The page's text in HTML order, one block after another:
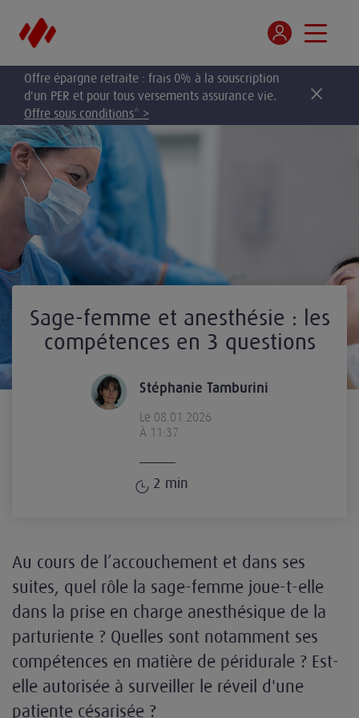
Offre épargne retraite : frais 0% à la souscription
d'un PER et pour tous versements assurance vie.
Offre sous conditions* >
Sage-femme et anesthésie : les
compétences en 3 questions
Stéphanie Tamburini
Le 08.01.2026
À 11:37
2 min
Au cours de l’accouchement et dans ses
suites, quel rôle la sage-femme joue-t-elle
dans la prise en charge anesthésique de la
parturiente ? Quelles sont notamment ses
compétences en matière de péridurale ? Est-
elle autorisée à surveiller le réveil d'une
patiente césarisée ?